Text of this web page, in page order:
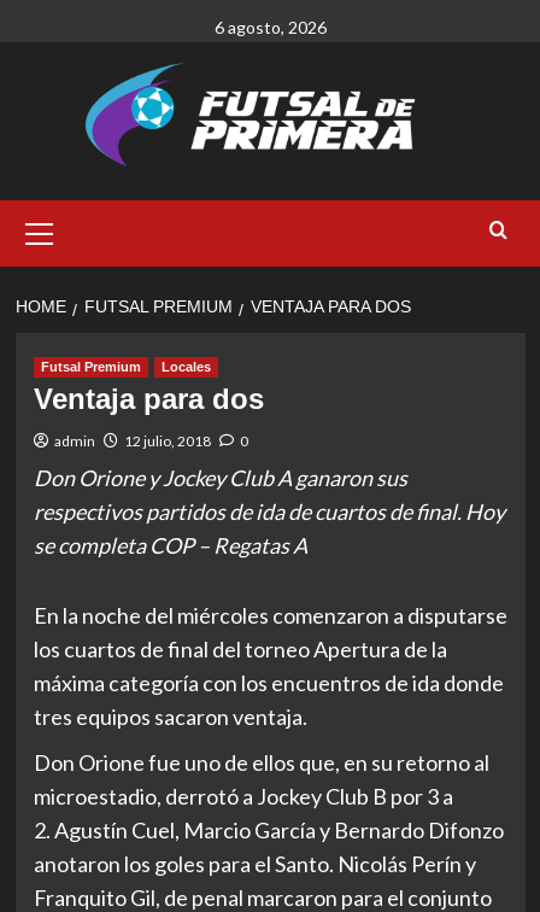
6 agosto, 2026
Menu
HOME FUTSAL PREMIUM VENTAJA PARA DOS
Futsal Premium Locales
Ventaja para dos
admin 12 julio, 2018 0
Don Orione y Jockey Club A ganaron sus
respectivos partidos de ida de cuartos de final. Hoy
se completa COP – Regatas A
En la noche del miércoles comenzaron a disputarse
los cuartos de final del torneo Apertura de la
máxima categoría con los encuentros de ida donde
tres equipos sacaron ventaja.
Don Orione fue uno de ellos que, en su retorno al
microestadio, derrotó a Jockey Club B por 3 a
2. Agustín Cuel, Marcio García y Bernardo Difonzo
anotaron los goles para el Santo. Nicolás Perín y
Franquito Gil, de penal marcaron para el conjunto